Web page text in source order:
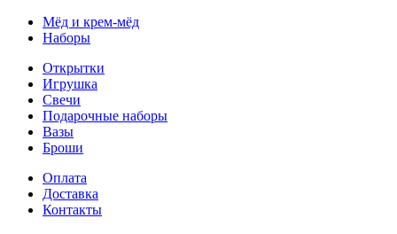
Мёд и крем-мёд
Наборы
Открытки
Игрушка
Свечи
Подарочные наборы
Вазы
Броши
Оплата
Доставка
Контакты